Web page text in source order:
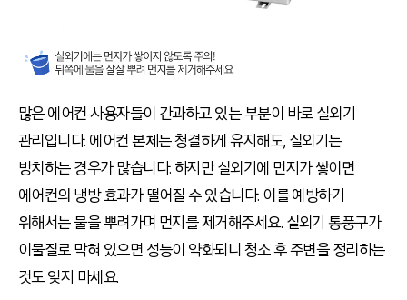
많은 에어컨 사용자들이 간과하고 있는 부분이 바로 실외기
관리입니다. 에어컨 본체는 청결하게 유지해도, 실외기는
방치하는 경우가 많습니다. 하지만 실외기에 먼지가 쌓이면
에어컨의 냉방 효과가 떨어질 수 있습니다. 이를 예방하기
위해서는 물을 뿌려가며 먼지를 제거해주세요. 실외기 통풍구가
이물질로 막혀 있으면 성능이 약화되니 청소 후 주변을 정리하는
것도 잊지 마세요.